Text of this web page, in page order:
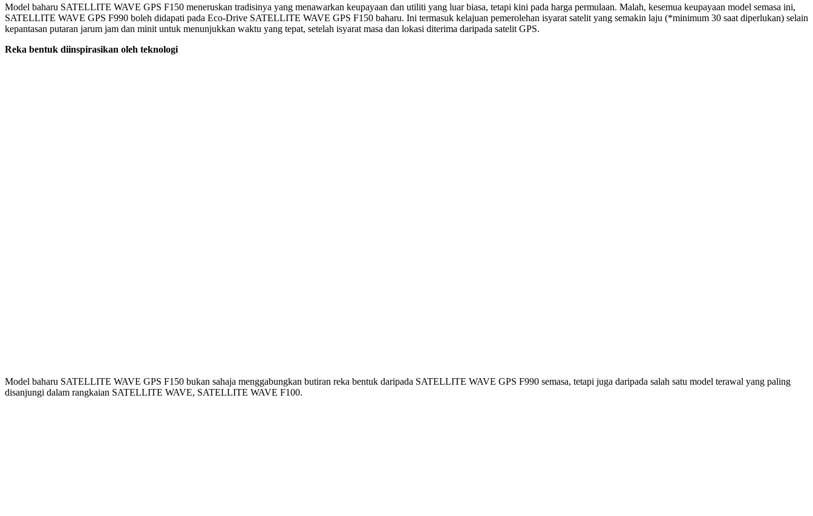
Model baharu SATELLITE WAVE GPS F150 meneruskan tradisinya yang menawarkan keupayaan dan utiliti yang luar biasa, tetapi kini pada harga permulaan. Malah, kesemua keupayaan model semasa ini,
SATELLITE WAVE GPS F990 boleh didapati pada Eco-Drive SATELLITE WAVE GPS F150 baharu. Ini termasuk kelajuan pemerolehan isyarat satelit yang semakin laju (*minimum 30 saat diperlukan) selain
kepantasan putaran jarum jam dan minit untuk menunjukkan waktu yang tepat, setelah isyarat masa dan lokasi diterima daripada satelit GPS.
Reka bentuk diinspirasikan oleh teknologi
Model baharu SATELLITE WAVE GPS F150 bukan sahaja menggabungkan butiran reka bentuk daripada SATELLITE WAVE GPS F990 semasa, tetapi juga daripada salah satu model terawal yang paling
disanjungi dalam rangkaian SATELLITE WAVE, SATELLITE WAVE F100.